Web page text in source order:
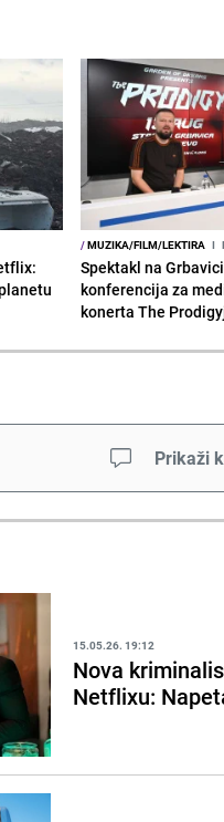
/MUZIKA/FILM/LEKTIRA I
Spektakl na
konferencija za
konerta The
Prikaži
15.05.26. 19:12
Nova
Netflixu: